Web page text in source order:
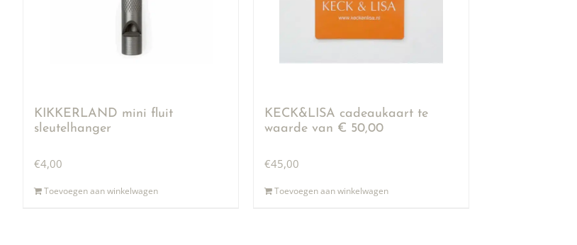
KIKKERLAND mini fluit
sleutelhanger
€4,00
Toevoegen aan winkelwagen
KECK&LISA cadeaukaart te
waarde van € 50,00
€45,00
Toevoegen aan winkelwagen